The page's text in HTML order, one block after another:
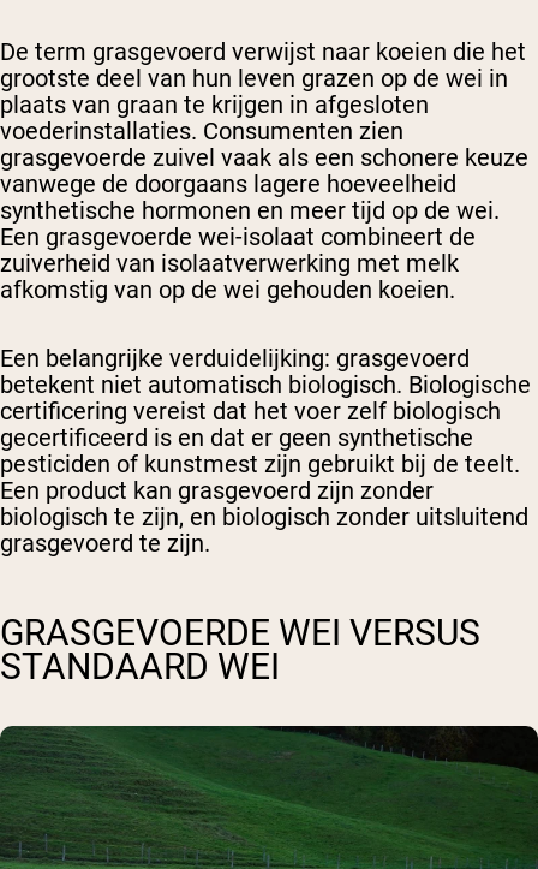
De term grasgevoerd verwijst naar koeien die het
grootste deel van hun leven grazen op de wei in
plaats van graan te krijgen in afgesloten
voederinstallaties. Consumenten zien
grasgevoerde zuivel vaak als een schonere keuze
vanwege de doorgaans lagere hoeveelheid
synthetische hormonen en meer tijd op de wei.
Een grasgevoerde wei-isolaat combineert de
zuiverheid van isolaatverwerking met melk
afkomstig van op de wei gehouden koeien.
Een belangrijke verduidelijking: grasgevoerd
betekent niet automatisch biologisch. Biologische
certificering vereist dat het voer zelf biologisch
gecertificeerd is en dat er geen synthetische
pesticiden of kunstmest zijn gebruikt bij de teelt.
Een product kan grasgevoerd zijn zonder
biologisch te zijn, en biologisch zonder uitsluitend
grasgevoerd te zijn.
GRASGEVOERDE WEI VERSUS
STANDAARD WEI